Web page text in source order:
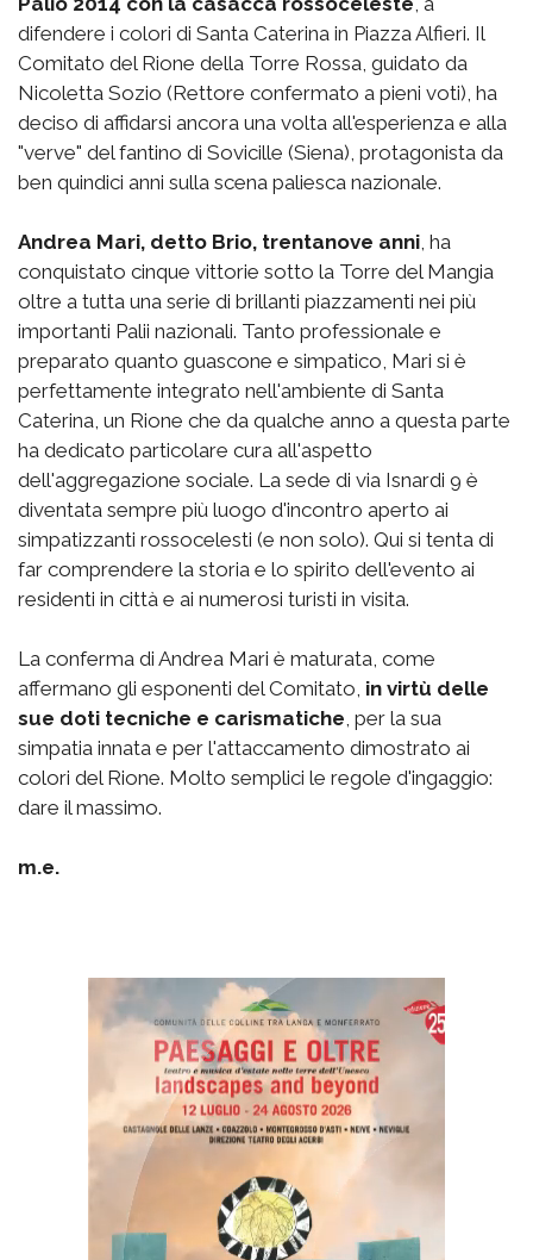
difendere i colori di Santa Caterina in Piazza Alfieri. Il
Comitato del Rione della Torre Rossa, guidato da
Nicoletta Sozio (Rettore confermato a pieni voti), ha
deciso di affidarsi ancora una volta all'esperienza e alla
"verve" del fantino di Sovicille (Siena), protagonista da
ben quindici anni sulla scena paliesca nazionale.
Andrea Mari, detto Brio, trentanove anni , ha
conquistato cinque vittorie sotto la Torre del Mangia
oltre a tutta una serie di brillanti piazzamenti nei più
importanti Palii nazionali. Tanto professionale e
preparato quanto guascone e simpatico, Mari si è
perfettamente integrato nell'ambiente di Santa
Caterina, un Rione che da qualche anno a questa parte
ha dedicato particolare cura all'aspetto
dell'aggregazione sociale. La sede di via Isnardi 9 è
diventata sempre più luogo d'incontro aperto ai
simpatizzanti rossocelesti (e non solo). Qui si tenta di
far comprendere la storia e lo spirito dell'evento ai
residenti in città e ai numerosi turisti in visita.
La conferma di Andrea Mari è maturata, come
affermano gli esponenti del Comitato, in virtù delle
sue doti tecniche e carismatiche , per la sua
simpatia innata e per l'attaccamento dimostrato ai
colori del Rione. Molto semplici le regole d'ingaggio:
dare il massimo.
m.e.